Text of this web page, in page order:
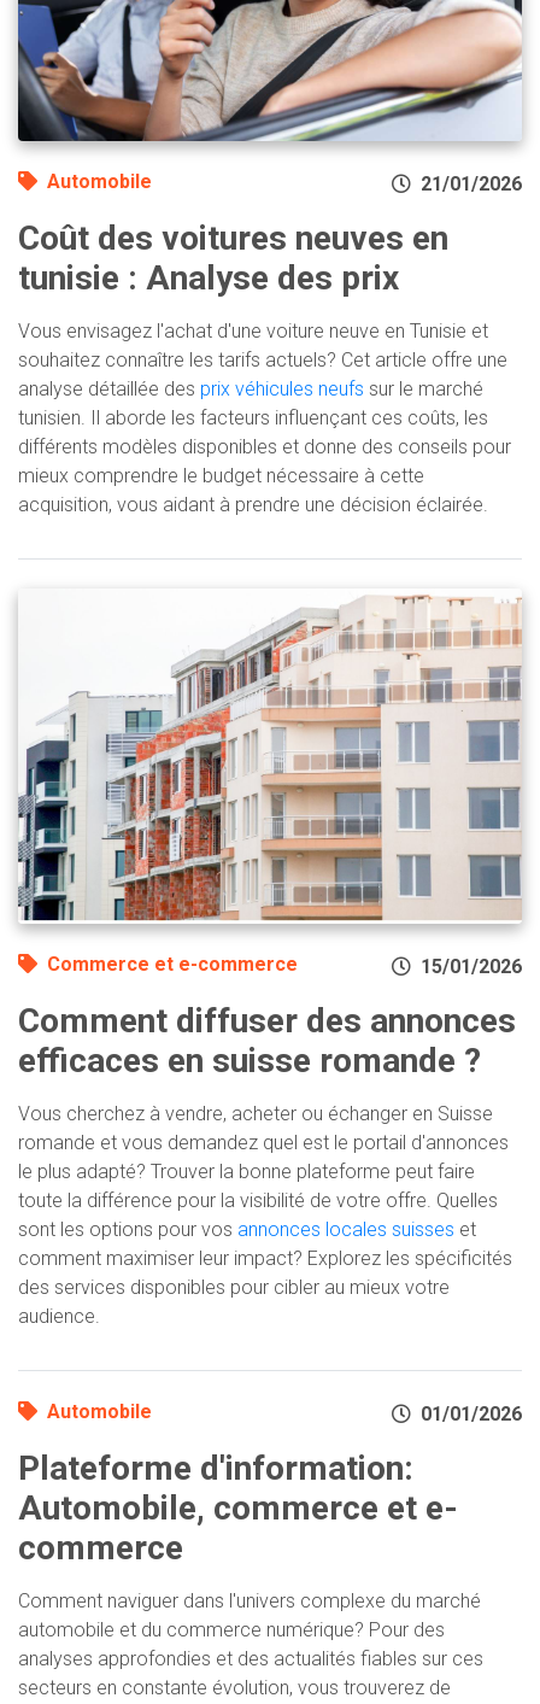
Automobile 21/01/2026
Coût des voitures neuves en
tunisie : Analyse des prix
Vous envisagez l'achat d'une voiture neuve en Tunisie et
souhaitez connaître les tarifs actuels? Cet article offre une
analyse détaillée des prix véhicules neufs sur le marché
tunisien. Il aborde les facteurs influençant ces coûts, les
différents modèles disponibles et donne des conseils pour
mieux comprendre le budget nécessaire à cette
acquisition, vous aidant à prendre une décision éclairée.
Commerce et e-commerce 15/01/2026
Comment diffuser des annonces
efficaces en suisse romande ?
Vous cherchez à vendre, acheter ou échanger en Suisse
romande et vous demandez quel est le portail d'annonces
le plus adapté? Trouver la bonne plateforme peut faire
toute la différence pour la visibilité de votre offre. Quelles
sont les options pour vos annonces locales suisses et
comment maximiser leur impact? Explorez les spécificités
des services disponibles pour cibler au mieux votre
audience.
Automobile 01/01/2026
Plateforme d'information:
Automobile, commerce et e-
commerce
Comment naviguer dans l'univers complexe du marché
automobile et du commerce numérique? Pour des
analyses approfondies et des actualités fiables sur ces
secteurs en constante évolution, vous trouverez de